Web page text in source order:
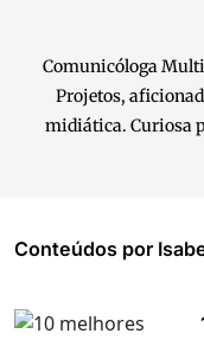
Comunicóloga
Projetos,
midiática. Curiosa
Conteúdos por